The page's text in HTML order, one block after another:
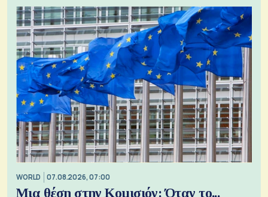
WORLD 07.08.2026, 07:00
Μια θέση στην Κομισιόν: Όταν το...